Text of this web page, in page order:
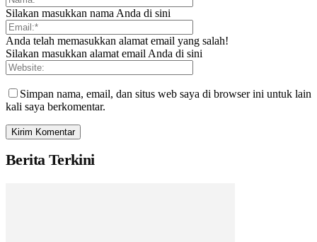
Silakan masukkan nama Anda di sini
Anda telah memasukkan alamat email yang salah!
Silakan masukkan alamat email Anda di sini
Simpan nama, email, dan situs web saya di browser ini untuk lain
kali saya berkomentar.
Berita Terkini